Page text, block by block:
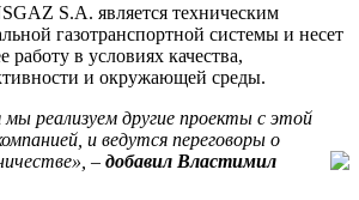
S.A. является техническим
газотранспортной системы и несет
работу в условиях качества,
и окружающей среды.
реализуем другие проекты с этой
и ведутся переговоры о
‒ добавил Властимил